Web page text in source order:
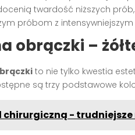
twardość niższych
próbom z intensywniejszym
obrączki –
to nie tylko kwestia
są trzy podstawowe
- trudniejsze